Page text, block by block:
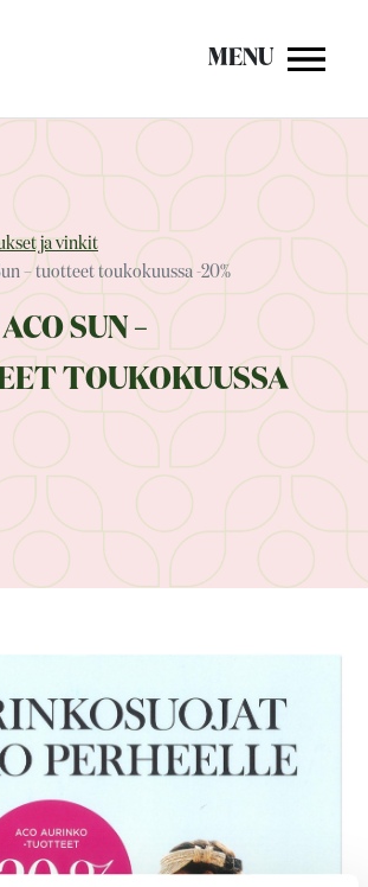
MENU
ja vinkit
– tuotteet toukokuussa -20%
SUN –
TOUKOKUUSSA